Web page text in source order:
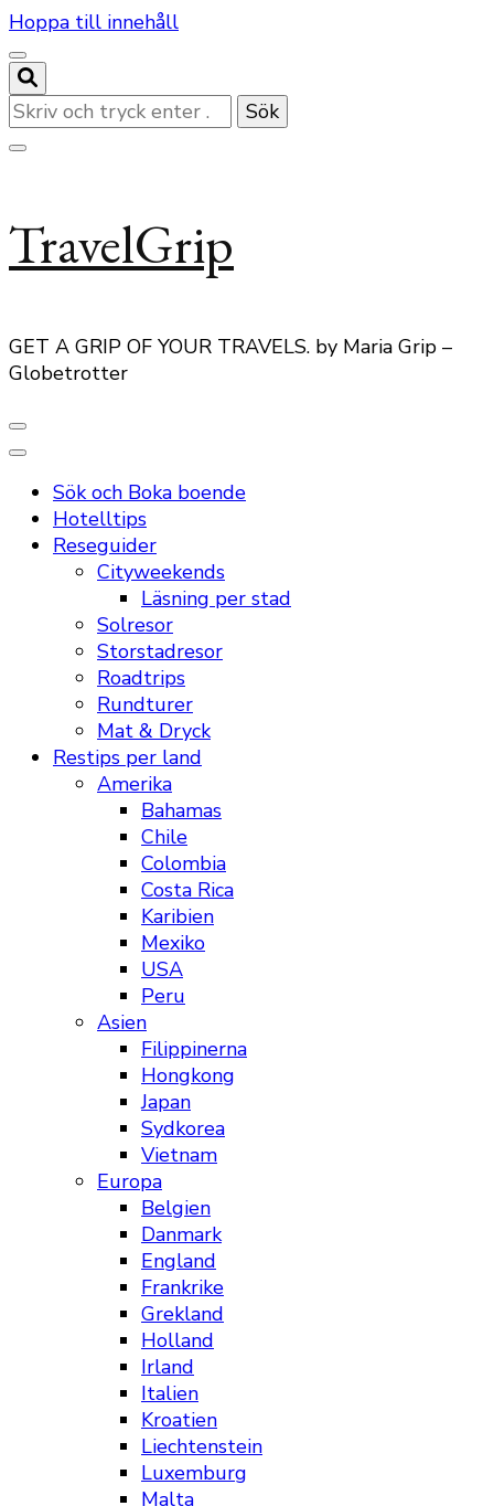
Hoppa till innehåll
Letar
du
efter
TravelGrip
GET A GRIP OF YOUR TRAVELS. by Maria Grip –
Globetrotter
Sök och Boka boende
Hotelltips
Reseguider
Cityweekends
Läsning per stad
Solresor
Storstadresor
Roadtrips
Rundturer
Mat & Dryck
Restips per land
Amerika
Bahamas
Chile
Colombia
Costa Rica
Karibien
Mexiko
USA
Peru
Asien
Filippinerna
Hongkong
Japan
Sydkorea
Vietnam
Europa
Belgien
Danmark
England
Frankrike
Grekland
Holland
Irland
Italien
Kroatien
Liechtenstein
Luxemburg
Malta